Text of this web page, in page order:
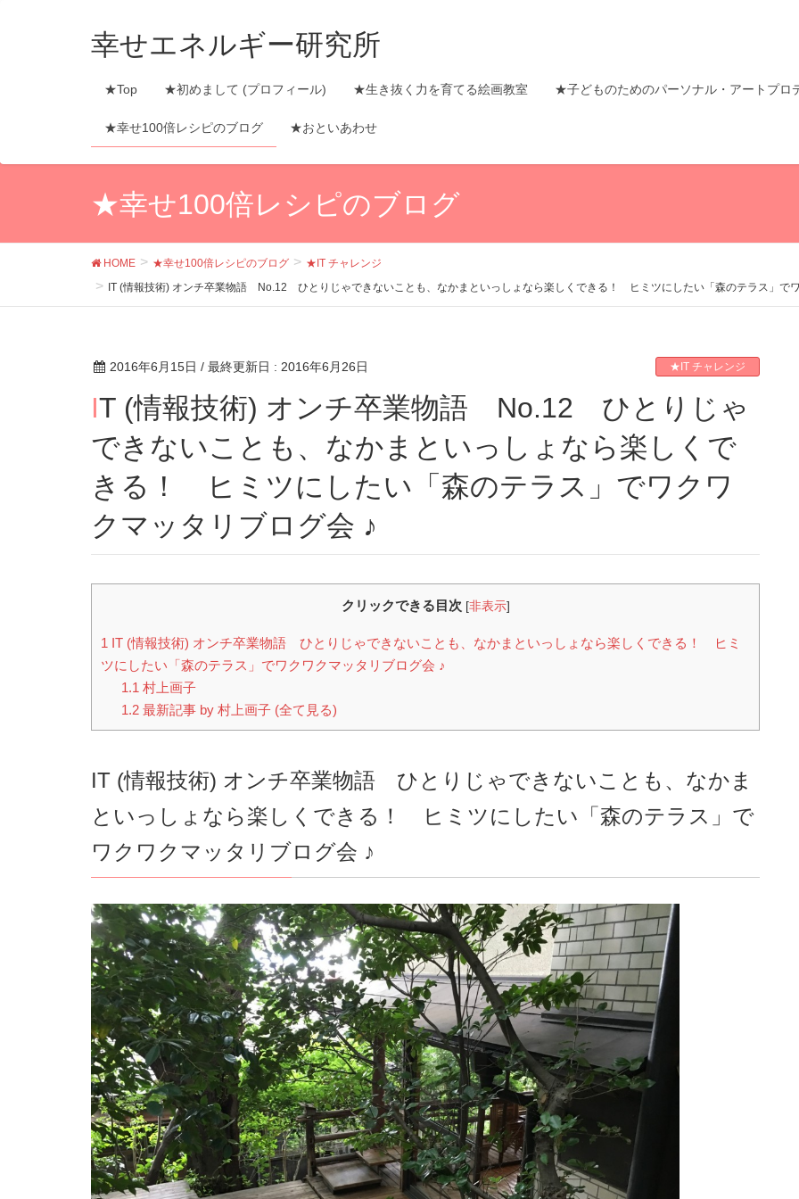
幸せエネルギー研究所
★Top ★初めまして (プロフィール) ★生き抜く力を育てる絵画教室 ★子どものためのパーソナル・アートプロ
★幸せ100倍レシピのブログ ★おといあわせ
★幸せ100倍レシピのブログ
HOME ★幸せ100倍レシピのブログ
★IT チャレンジ
IT (情報技術) オンチ卒業物語 No.12 ひとりじゃできないことも、なかまといっしょなら楽しくできる！ ヒミツにしたい「森のテラス」で
2016年6月15日 / 最終更新日 : 2016年6月26日 ★IT チャレンジ
IT (情報技術) オンチ卒業物語 No.12 ひとりじゃ
できないことも、なかまといっしょなら楽しくで
きる！ ヒミツにしたい「森のテラス」でワクワ
クマッタリブログ会 ♪
クリックできる目次 [非表示]
1 IT (情報技術) オンチ卒業物語 ひとりじゃできないことも、なかまといっしょなら楽しくできる！ ヒミ
ツにしたい「森のテラス」でワクワクマッタリブログ会 ♪
1.1 村上画子
1.2最新記事 by 村上画子 (全て見る)
IT (情報技術) オンチ卒業物語 ひとりじゃできないことも、なかま
といっしょなら楽しくできる！ ヒミツにしたい「森のテラス」で
ワクワクマッタリブログ会 ♪